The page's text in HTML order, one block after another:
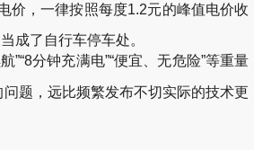
，一律按照每度1.2元的峰值电价收
成了自行车停车处。
分钟充满电”“便宜、无危险”等重量
题，远比频繁发布不切实际的技术更